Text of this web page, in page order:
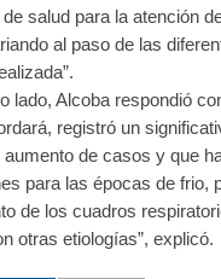
de salud para la atención
al paso de las
lado, Alcoba respondió
registró un
aumento de casos y que
para las épocas de frio,
de los cuadros
otras etiologías”, explicó.